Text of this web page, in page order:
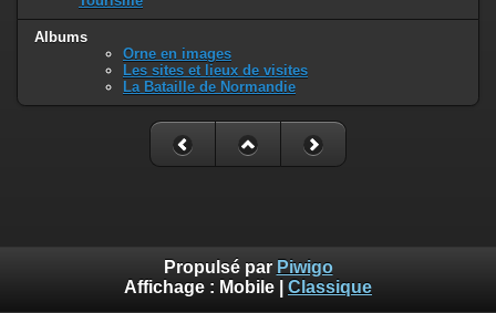
Albums
Orne en images
Les sites et lieux de visites
La Bataille de Normandie
Propulsé par Piwigo
Affichage : Mobile Classique